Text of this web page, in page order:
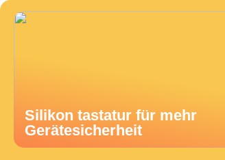
Silikon tastatur für mehr
Gerätesicherheit